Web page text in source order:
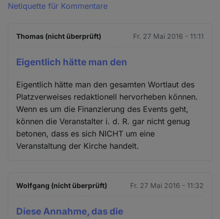
Netiquette für Kommentare
Thomas (nicht überprüft) Fr. 27 Mai 2016 - 11:11
Eigentlich hätte man den
Eigentlich hätte man den gesamten Wortlaut des
Platzverweises redaktionell hervorheben können.
Wenn es um die Finanzierung des Events geht,
können die Veranstalter i. d. R. gar nicht genug
betonen, dass es sich NICHT um eine
Veranstaltung der Kirche handelt.
Wolfgang (nicht überprüft) Fr. 27 Mai 2016 - 11:32
Diese Annahme, das die